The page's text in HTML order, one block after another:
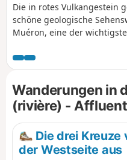
Die in rotes Vulkangestein
schöne geologische
Muéron, eine der
befindet. Am Fuße einer
befindet sich die
bereits 10.000 v. Chr.
Eingang aus dringt sie tief
auch heute noch Schutz vor
Blavet und zu den
sowie ihr herrlicher Blick
wilden Herden zu
Wanderungen in
(rivière) -
Die drei Kreuze
der Westseite aus